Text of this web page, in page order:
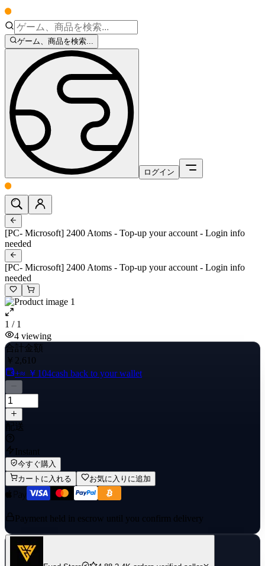
ゲーム、商品を検索...
ログイン
[PC- Microsoft] 2400 Atoms - Top-up your account - Login info
needed
[PC- Microsoft] 2400 Atoms - Top-up your account - Login info
needed
1 / 1
4 viewing
合計金額
￥2,610
+≈ ￥104cash back to your wallet
配送
Instant
今すぐ購入
カートに入れる
お気に入りに追加
Payment held in escrow until you confirm delivery